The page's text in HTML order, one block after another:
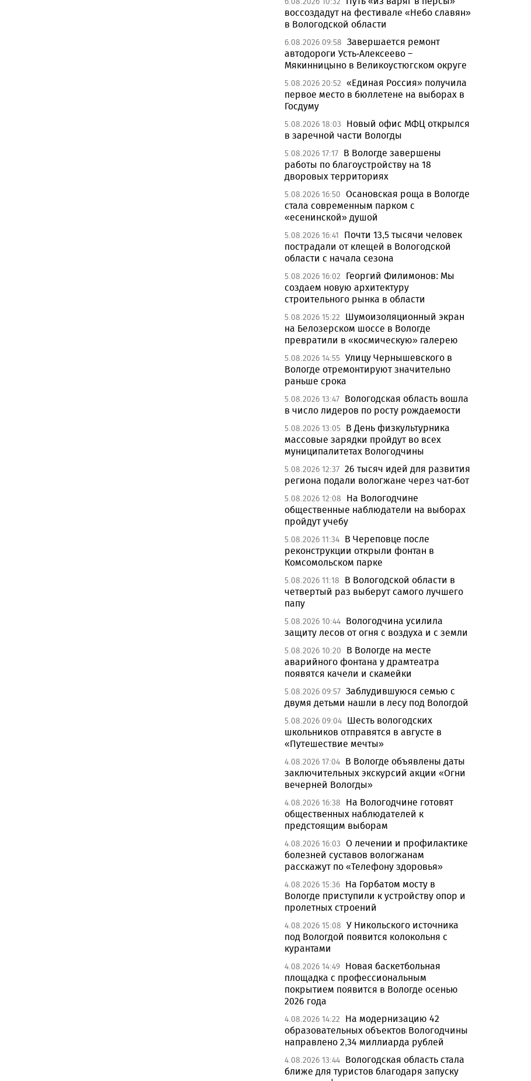
воссоздадут на фестивале «Небо славян»
в Вологодской области
6.08.2026 09:58 Завершается ремонт
автодороги Усть-Алексеево –
Мякинницыно в Великоустюгском округе
5.08.2026 20:52 «Единая Россия» получила
первое место в бюллетене на выборах в
Госдуму
5.08.2026 18:03
Новый офис МФЦ открылся
в заречной части Вологды
5.08.2026 17:17 В Вологде завершены
работы по благоустройству на 18
дворовых территориях
5.08.2026 16:50 Осановская роща в Вологде
стала современным парком с
«есенинской» душой
5.08.2026 16:41
Почти 13,5 тысячи человек
пострадали от клещей в Вологодской
области с начала сезона
5.08.2026 16:02
Георгий Филимонов: Мы
создаем новую архитектуру
строительного рынка в области
5.08.2026 15:22
Шумоизоляционный экран
на Белозерском шоссе в Вологде
превратили в «космическую» галерею
5.08.2026 14:55 Улицу Чернышевского в
Вологде отремонтируют значительно
раньше срока
5.08.2026 13:47 Вологодская область вошла
в число лидеров по росту рождаемости
5.08.2026 13:05 В День физкультурника
массовые зарядки пройдут во всех
муниципалитетах Вологодчины
5.08.2026 12:37 26 тысяч идей для развития
региона подали вологжане через чат-бот
5.08.2026 12:08
На Вологодчине
общественные наблюдатели на выборах
пройдут учебу
5.08.2026 11:34 В Череповце после
реконструкции открыли фонтан в
Комсомольском парке
5.08.2026 11:18
В Вологодской области в
четвертый раз выберут самого лучшего
папу
5.08.2026 10:44 Вологодчина усилила
защиту лесов от огня с воздуха и с земли
5.08.2026 10:20
В Вологде на месте
аварийного фонтана у драмтеатра
появятся качели и скамейки
5.08.2026 09:57 Заблудившуюся семью с
двумя детьми нашли в лесу под Вологдой
5.08.2026 09:04 Шесть вологодских
школьников отправятся в августе в
«Путешествие мечты»
4.08.2026 17:04 В Вологде объявлены даты
заключительных экскурсий акции «Огни
вечерней Вологды»
4.08.2026 16:38
На Вологодчине готовят
общественных наблюдателей к
предстоящим выборам
4.08.2026 16:03 О лечении и профилактике
болезней суставов вологжанам
расскажут по «Телефону здоровья»
4.08.2026 15:36 На Горбатом мосту в
Вологде приступили к устройству опор и
пролетных строений
4.08.2026 15:08 У Никольского источника
под Вологдой появится колокольня с
курантами
4.08.2026 14:49 Новая баскетбольная
площадка с профессиональным
покрытием появится в Вологде осенью
2026 года
4.08.2026 14:22
На модернизацию 42
образовательных объектов Вологодчины
направлено 2,34 миллиарда рублей
4.08.2026 13:44 Вологодская область стала
ближе для туристов благодаря запуску